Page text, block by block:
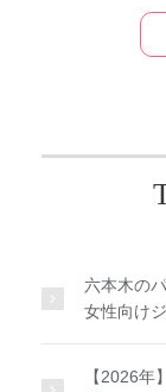
六本木の
女性向け
【2026